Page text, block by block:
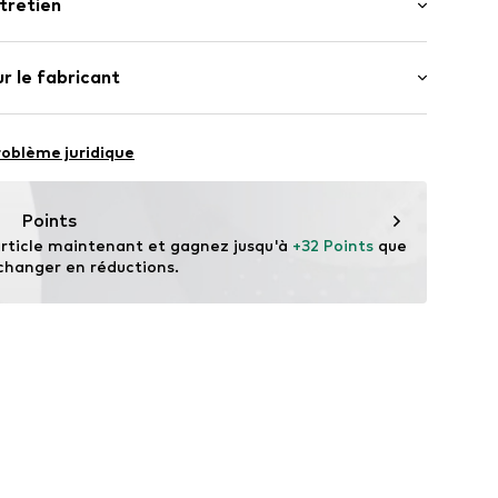
normale
normale
: 100% Coton
30°C
le fabricant
juridique
Points
maintenant et gagnez jusqu'à +32 Points que
en réductions.